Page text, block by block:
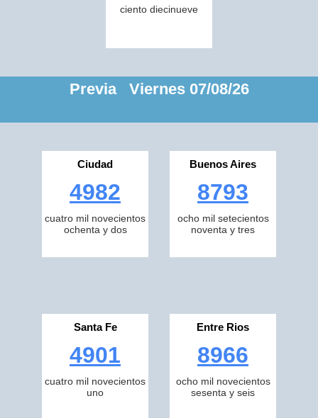
ciento diecinueve
Previa Viernes 07/08/26
Ciudad
4982
cuatro mil novecientos
ochenta y dos
Buenos Aires
8793
ocho mil setecientos
noventa y tres
Santa Fe
4901
cuatro mil novecientos
uno
Entre Rios
8966
ocho mil novecientos
sesenta y seis